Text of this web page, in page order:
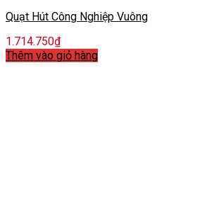
Quạt Hút Công Nghiệp Vuông
1.714.750₫
Thêm vào giỏ hàng